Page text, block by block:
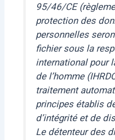
95/46/CE
protection des
personnelles
fichier sous la
international pour
de l’homme
traitement
principes établis
d’intégrité et de
Le détenteur des